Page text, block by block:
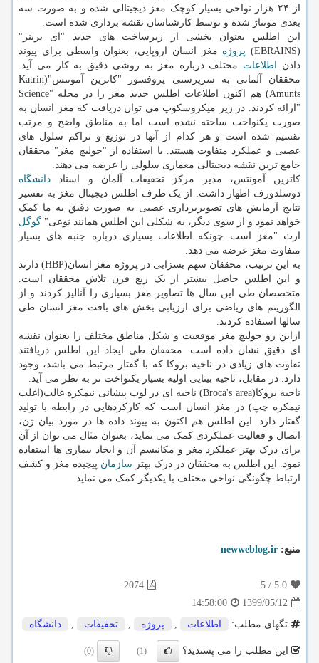
از ۲۴ هزار نواحی بسیار کوچک مغز دیجیتالی شده و به صورت سه
بعدی مونتاژ شده و توسط کارشناسان نقشه برداری شده است.
این اطلس بعنوان بخشی از زیرساخت های جدید "ای برینز"
(EBRAINS)
پروژه مغز انسان اروپایی، بعنوان واسطی برای پیوند
دادن اطلاعات مختلف درباره مغز به روشی دقیق به کار می آید.
محققان آلمانی به سرپرستی پروفسور "کاترین آمونتس"(Katrin
Amunts) هم اکنون اطلاعات اطلس جدید مغز را در مجله "Science
"ارائه کردند. در زیر میکروسکوپ می توان دریافت که مغز انسان به
صورت یکنواخت ساخته نشده است اما به مناطق واضح و مرتب
تقسیم شده است و هر کدام از آنها در توزیع و تراکم سلول های
عصبی و عملکرد متفاوت هستند. با استفاده از "جولیچ مغز" محققان
جامع ترین نقشه دیجیتالی معماری سلولی را عرضه می دهند.
کاترین آمونتس، مدیر مرکز تحقیقات آلمان و استاد دانشگاه
دوسلدورف اظهار داشت: از یک طرف اطلس دیجیتال مغز به تفسیر
نتایج آزمایش های تصویربرداری عصبی به صورت دقیق به ما کمک
خواهد نمود و از سوی دیگر، به شکلی این اطلس همانند نوعی" گوگل
ارث "مغز است چونکه اطلاعات بسیاری درباره جنبه های بسیار
متفاوت مغز عرضه می دهد.
به این ترتیب، محققان سهم بسزایی در پروژه مغز انسان(HBP) دارند
و این اطلس حاصل بیشتر از یک ربع قرن تلاش محققان است.
متخصصان طی این سال ها تصاویر مغز بسیاری را آنالیز کردند و از
الگوریتم های ریاضی برای ارزیابی بخش های بافت مغز انسان طی
سالها استفاده کردند.
ازاین رو جولیچ مغز موقعیت و شکل مناطق مختلف را بعنوان نقشه
ای دقیق نشان داده است. محققان طی ایجاد این اطلس دریافتند
تفاوت های زیادی در ناحیه بروکا که با گفتار مرتبط می باشد، وجود
دارد. در مقابل، ناحیه بینایی اولیه بسیار یکنواخت تر به نظر می آید.
ناحیه بروکا(Broca's area‎) ناحیه ای در لوب پیشانی نیمکره غالب(اغلب
نیمکره چپ) در مغز انسان است که کارکردهایی در رابطه با تولید
گفتار دارد. این اطلس هم اکنون به پیوند داده ها در مورد بیان ژن،
اتصال و فعالیت عملکردی کمک می نماید، بعنوان مثال می توان از آن
برای درک بهتر عملکرد مغز و مکانیسم آن و ایجاد بیماری ها استفاده
نمود. این اطلس به محققان در درک بهتر سازمان پیچیده مغز و کشف
ارتباط چگونگی نواحی مختلف با یکدیگر کمک می نماید.
منبع: newweblog.ir
5.0
/
5
2074
1399/05/12
14:58:00
تگهای مطلب:
اطلاعات , پروژه , تحقیقات , دانشگاه
این مطلب را می پسندید؟ (1)
(0)